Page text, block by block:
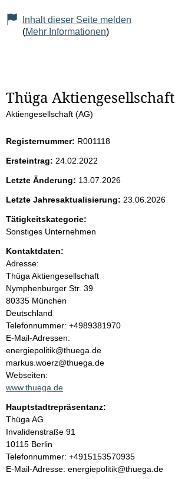
Inhalt dieser Seite melden
(Mehr Informationen)
S
e
i
t
e
n
i
n
h
a
l
t
Thüga Aktiengesellschaft
Aktiengesellschaft (AG)
Registernummer: R001118
Ersteintrag: 24.02.2022
Letzte Änderung: 13.07.2026
Letzte Jahresaktualisierung: 23.06.2026
Tätigkeitskategorie:
Sonstiges Unternehmen
Kontaktdaten:
Adresse:
Thüga Aktiengesellschaft
Nymphenburger Str. 39
80335 München
Deutschland
K
o
n
t
a
k
i
n
f
o
r
m
Telefonnummer: +4989381970
E-Mail-Adressen:
energiepolitik@thuega.de
markus.woerz@thuega.de
Webseiten:
www.thuega.de
Hauptstadtrepräsentanz:
A
d
r
e
s
Thüga AG
Invalidenstraße 91
10115 Berlin
K
o
Telefonnummer: +4915153570935
E-Mail-Adresse: energiepolitik@thuega.de